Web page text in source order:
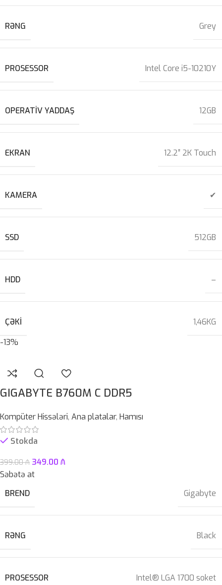
RƏNG Grey
PROSESSOR Intel Core i5-10210Y
OPERATIV YADDAŞ 12GB
EKRAN 12.2″ 2K Touch
KAMERA ✔
SSD 512GB
HDD –
ÇƏKI
1,46KG
-13%
GIGABYTE B760M C DDR5
Kompüter Hissələri, Ana platalar, Hamısı
Stokda
399.00₼ 349.00 ₼
Səbətə at
BREND
Gigabyte
RƏNG Black
PROSESSOR Intel® LGA 1700 soket